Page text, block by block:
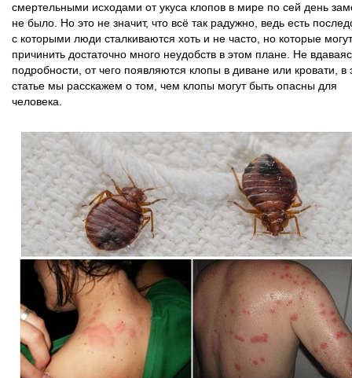
смертельными исходами от укуса клопов в мире по сей день
не было. Но это не значит, что всё так радужно, ведь есть
с которыми люди сталкиваются хоть и не часто, но которые могут
причинить достаточно много неудобств в этом плане. Не
подробности, от чего появляются клопы в диване или кровати, в
статье мы расскажем о том, чем клопы могут быть опасны для
человека.